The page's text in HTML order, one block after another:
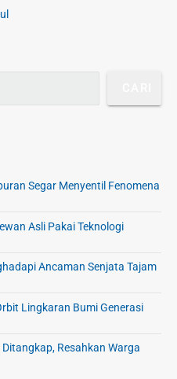
Segar Menyentil Fenomena
Asli Pakai Teknologi
Ancaman Senjata Tajam
Lingkaran Bumi Generasi
Resahkan Warga